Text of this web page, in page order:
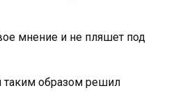
мнение и не пляшет под
таким образом решил